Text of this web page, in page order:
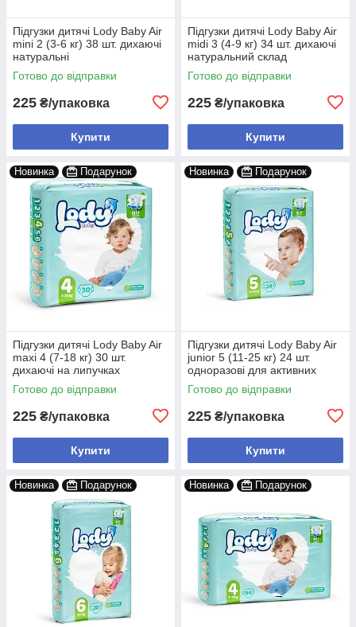
Підгузки дитячі Lody Baby Air
mini 2 (3-6 кг) 38 шт. дихаючі
натуральні
Готово до відправки
225 ₴/упаковка
Купити
Підгузки дитячі Lody Baby Air
midi 3 (4-9 кг) 34 шт. дихаючі
натуральний склад
Готово до відправки
225 ₴/упаковка
Купити
Новинка Подарунок
Підгузки дитячі Lody Baby Air
maxi 4 (7-18 кг) 30 шт.
дихаючі на липучках
Готово до відправки
225 ₴/упаковка
Купити
Новинка Подарунок
Підгузки дитячі Lody Baby Air
junior 5 (11-25 кг) 24 шт.
одноразові для активних
дітей
Готово до відправки
225 ₴/упаковка
Купити
Новинка Подарунок Новинка Подарунок